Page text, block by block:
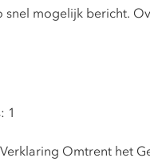
mogelijk bericht.
1
Omtrent het